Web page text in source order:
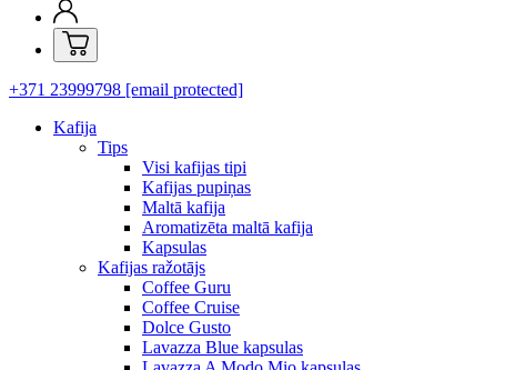
+371 23999798 [email protected]
Kafija
Tips
Visi kafijas tipi
Kafijas pupiņas
Maltā kafija
Aromatizēta maltā kafija
Kapsulas
Kafijas ražotājs
Coffee Guru
Coffee Cruise
Dolce Gusto
Lavazza Blue kapsulas